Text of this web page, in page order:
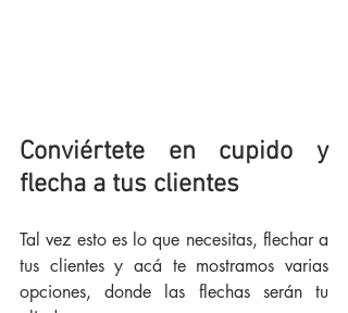
Conviértete en cupido y
flecha a tus clientes
Tal vez esto es lo que necesitas, flechar a
tus clientes y acá te mostramos varias
opciones, donde las flechas serán tu